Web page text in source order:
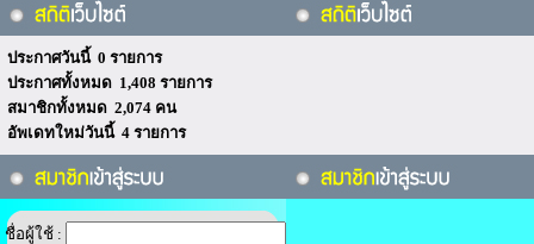
ประกาศวันนี้ 0 รายการ
ประกาศทั้งหมด 1,408 รายการ
สมาชิกทั้งหมด 2,074 คน
อัพเดทใหม่วันนี้ 4 รายการ
ชื่อผู้ใช้ :